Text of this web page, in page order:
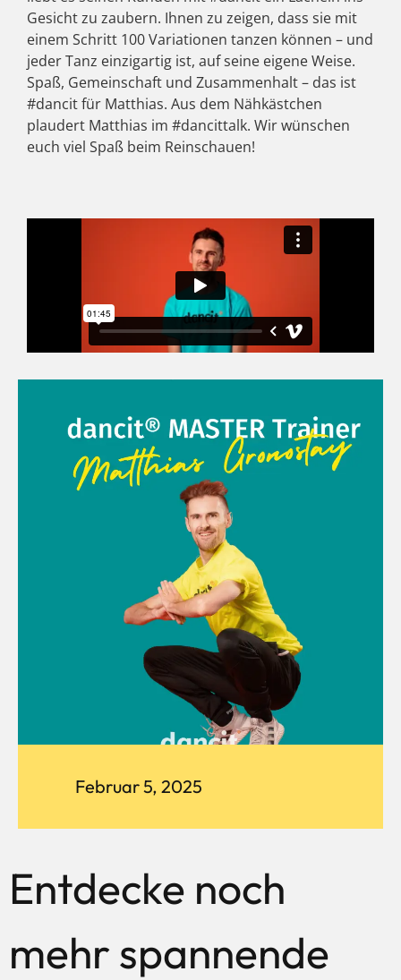
Februar 5, 2025
Gesicht zu zaubern. Ihnen zu zeigen, dass sie mit
einem Schritt 100 Variationen tanzen können – und
jeder Tanz einzigartig ist, auf seine eigene Weise.
Spaß, Gemeinschaft und Zusammenhalt – das ist
#dancit für Matthias. Aus dem Nähkästchen
plaudert Matthias im #dancittalk. Wir wünschen
euch viel Spaß beim Reinschauen!
Entdecke noch
mehr spannende